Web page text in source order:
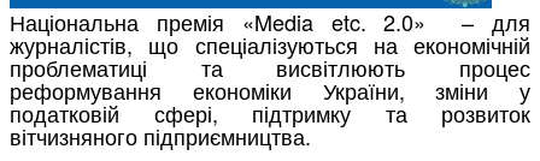
Національна премія «Media etc. 2.0» – для
журналістів, що спеціалізуються на економічній
проблематиці та висвітлюють процес
реформування економіки України, зміни у
податковій сфері, підтримку та розвиток
вітчизняного підприємництва.